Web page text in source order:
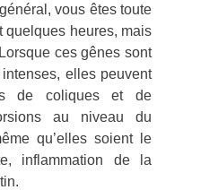
vous êtes toute
quelques heures, mais
ces gênes sont
elles peuvent
de coliques et de
au niveau du
qu’elles soient le
inflammation de la